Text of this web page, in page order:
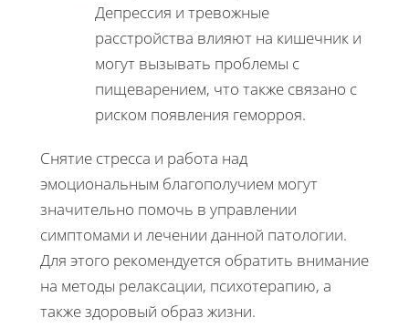
Депрессия и тревожные
расстройства влияют на кишечник и
могут вызывать проблемы с
пищеварением, что также связано с
риском появления геморроя.
Снятие стресса и работа над
эмоциональным благополучием могут
значительно помочь в управлении
симптомами и лечении данной патологии.
Для этого рекомендуется обратить внимание
на методы релаксации, психотерапию, а
также здоровый образ жизни.